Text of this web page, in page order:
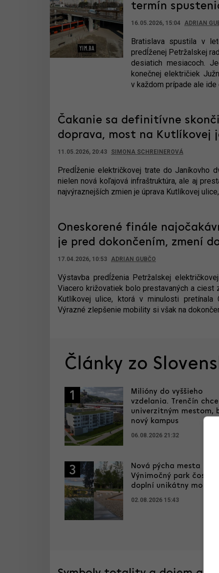
termín
16.05.2026, 15:04 ADRIAN
Bratislava spustila v
predĺženej Petržalskej
desiatich mesiacoch.
konečnej električiek
v každom prípade ale
Čakanie sa definitívne
doprava, most na Kutlíkovej
11.05.2026, 20:43 SIMONA SCHREINEROVÁ
Predĺženie električkovej trate do Janíkovho
nielen nová koľajová infraštruktúra, ale aj
najvýraznejších zmien je úprava Kutlíkovej
Oneskorené finále
je pred dokončením, zmení
17.04.2026, 10:53 ADRIAN GUBČO
Výstavba predĺženia Petržalskej
Viacero križovatiek bolo prestavaných a ciest
Kutlíkovej ulice, ktorá v minulosti pretínala
Výrazné zlepšenie mobility si však na
Články zo
1
Milióny do vyššieho
vzdelania. Trenčín
univerzitným mestom,
nový kampus
06.08.2026 21:32
3
Nová pýcha mesta
Výnimočný park čoskoro
doplní unikátny most
02.08.2026 15:43